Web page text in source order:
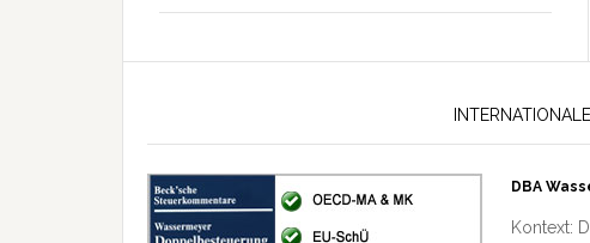
Inheritance
DBA
Kontext: